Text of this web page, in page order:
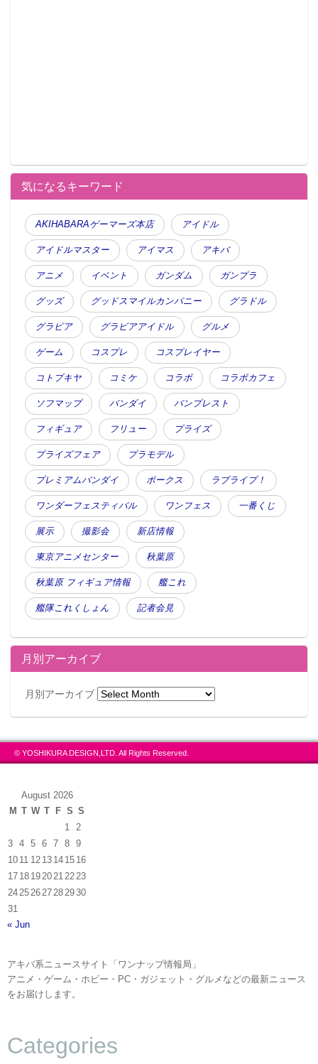
気になるキーワード
AKIHABARAゲーマーズ本店 アイドル
アイドルマスター アイマス アキバ
アニメ イベント ガンダム ガンプラ
グッズ グッドスマイルカンパニー グラドル
グラビア グラビアアイドル グルメ
ゲーム コスプレ コスプレイヤー
コトブキヤ コミケ コラボ コラボカフェ
ソフマップ バンダイ バンプレスト
フィギュア フリュー プライズ
プライズフェア プラモデル
プレミアムバンダイ ボークス ラブライブ！
ワンダーフェスティバル ワンフェス 一番くじ
展示 撮影会 新店情報
東京アニメセンター 秋葉原
秋葉原 フィギュア情報 艦これ
艦隊これくしょん 記者会見
月別アーカイブ
月別アーカイブ
© YOSHIKURA DESIGN,LTD. All Rights Reserved.
August 2026
M T W T F S S
1
2
3
4 5 6 7 8
9
10 11 12 13 14 15 16
17 18 1920212223
24252627282930
31
« Jun
アキバ系ニュースサイト「ワンナップ情報局」
アニメ・ゲーム・ホビー・PC・ガジェット・グルメなどの最新ニュース
をお届けします。
Categories